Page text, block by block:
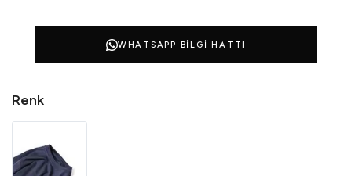
WHATSAPP BILGI HATTI
Renk